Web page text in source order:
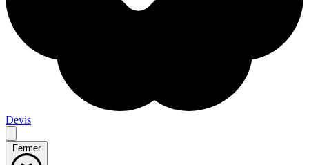
Devis
Fermer